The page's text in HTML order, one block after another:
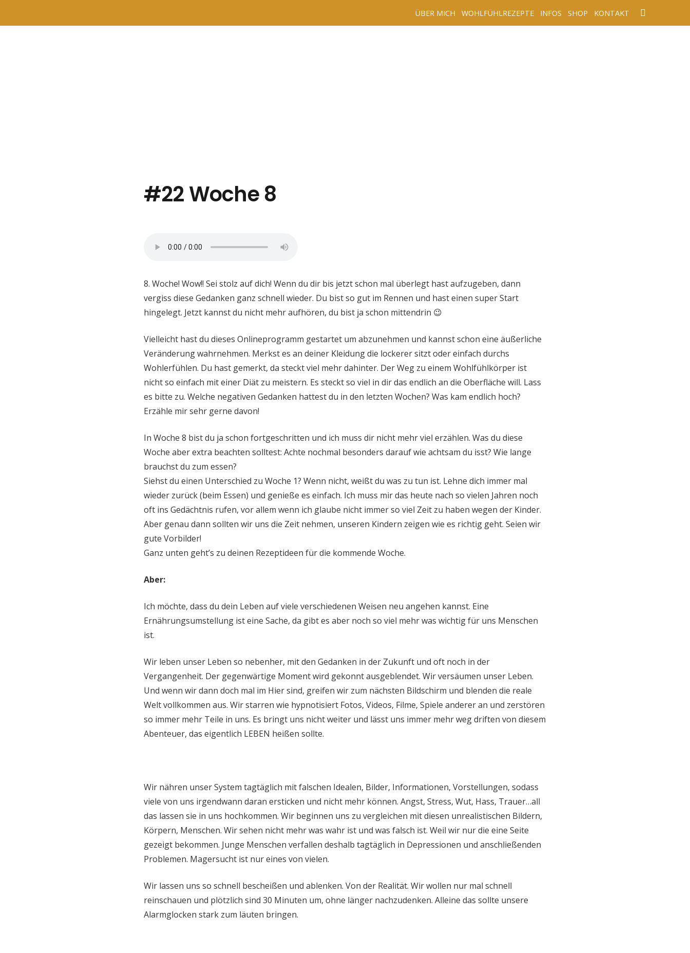
ÜBER MICH WOHLFÜHLREZEPTE INFOS SHOP KONTAKT
#22 Woche 8
8. Woche! Wow!! Sei stolz auf dich! Wenn du dir bis jetzt schon mal überlegt hast aufzugeben, dann
vergiss diese Gedanken ganz schnell wieder. Du bist so gut im Rennen und hast einen super Start
hingelegt. Jetzt kannst du nicht mehr aufhören, du bist ja schon mittendrin 😉
Vielleicht hast du dieses Onlineprogramm gestartet um abzunehmen und kannst schon eine äußerliche
Veränderung wahrnehmen. Merkst es an deiner Kleidung die lockerer sitzt oder einfach durchs
Wohlerfühlen. Du hast gemerkt, da steckt viel mehr dahinter. Der Weg zu einem Wohlfühlkörper ist
nicht so einfach mit einer Diät zu meistern. Es steckt so viel in dir das endlich an die Oberfläche will. Lass
es bitte zu. Welche negativen Gedanken hattest du in den letzten Wochen? Was kam endlich hoch?
Erzähle mir sehr gerne davon!
In Woche 8 bist du ja schon fortgeschritten und ich muss dir nicht mehr viel erzählen. Was du diese
Woche aber extra beachten solltest: Achte nochmal besonders darauf wie achtsam du isst? Wie lange
brauchst du zum essen?
Siehst du einen Unterschied zu Woche 1? Wenn nicht, weißt du was zu tun ist. Lehne dich immer mal
wieder zurück (beim Essen) und genieße es einfach. Ich muss mir das heute nach so vielen Jahren noch
oft ins Gedächtnis rufen, vor allem wenn ich glaube nicht immer so viel Zeit zu haben wegen der Kinder.
Aber genau dann sollten wir uns die Zeit nehmen, unseren Kindern zeigen wie es richtig geht. Seien wir
gute Vorbilder!
Ganz unten geht’s zu deinen Rezeptideen für die kommende Woche.
Aber:
Ich möchte, dass du dein Leben auf viele verschiedenen Weisen neu angehen kannst. Eine
Ernährungsumstellung ist eine Sache, da gibt es aber noch so viel mehr was wichtig für uns Menschen
ist.
Wir leben unser Leben so nebenher, mit den Gedanken in der Zukunft und oft noch in der
Vergangenheit. Der gegenwärtige Moment wird gekonnt ausgeblendet. Wir versäumen unser Leben.
Und wenn wir dann doch mal im Hier sind, greifen wir zum nächsten Bildschirm und blenden die reale
Welt vollkommen aus. Wir starren wie hypnotisiert Fotos, Videos, Filme, Spiele anderer an und zerstören
so immer mehr Teile in uns. Es bringt uns nicht weiter und lässt uns immer mehr weg driften von diesem
Abenteuer, das eigentlich LEBEN heißen sollte.
Wir nähren unser System tagtäglich mit falschen Idealen, Bilder, Informationen, Vorstellungen, sodass
viele von uns irgendwann daran ersticken und nicht mehr können. Angst, Stress, Wut, Hass, Trauer…all
das lassen sie in uns hochkommen. Wir beginnen uns zu vergleichen mit diesen unrealistischen Bildern,
Körpern, Menschen. Wir sehen nicht mehr was wahr ist und was falsch ist. Weil wir nur die eine Seite
gezeigt bekommen. Junge Menschen verfallen deshalb tagtäglich in Depressionen und anschließenden
Problemen. Magersucht ist nur eines von vielen.
Wir lassen uns so schnell bescheißen und ablenken. Von der Realität. Wir wollen nur mal schnell
reinschauen und plötzlich sind 30 Minuten um, ohne länger nachzudenken. Alleine das sollte unsere
Alarmglocken stark zum läuten bringen.